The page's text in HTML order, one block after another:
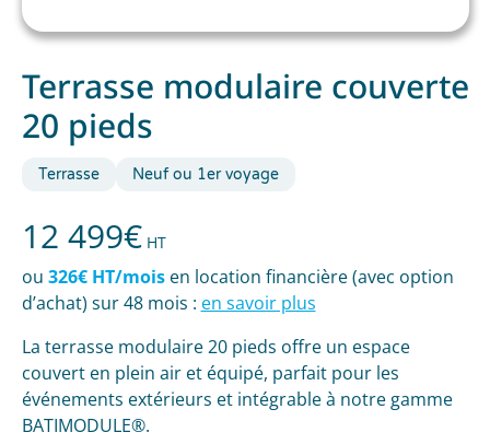
Terrasse modulaire couverte
20 pieds
Terrasse Neuf ou 1er voyage
12 499€ HT
ou 326€ HT/moisen location financière (avec option
d’achat) sur 48 mois : en savoir plus
La terrasse modulaire 20 pieds offre un espace
couvert en plein air et équipé, parfait pour les
événements extérieurs et intégrable à notre gamme
BATIMODULE®.